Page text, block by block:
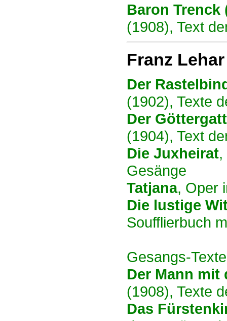
Baron Trenck
(1908), Text
Franz
Der
(1902), Texte
Der
(1904), Text
Die Juxheirat,
Gesänge
Tatjana, Oper
Die lustige
Soufflierbuch
Gesangs-
Der Mann mit
(1908), Texte
Das